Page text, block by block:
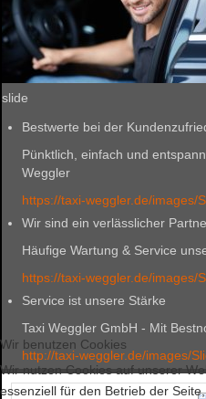
slide
Bestwerte bei der
Pünktlich, einfach und
Weggler
https://taxi-weggler.de/images/
Wir sind ein verlässlicher
Häufige Wartung & Service
https://taxi-weggler.de/images/
Service ist unsere Stärke
Taxi Weggler GmbH - Mit
http://taxi-weggler.de/images/
Wir benutzen Cookies
Wir nutzen Cookies auf unserer
essenziell für den Betrieb der